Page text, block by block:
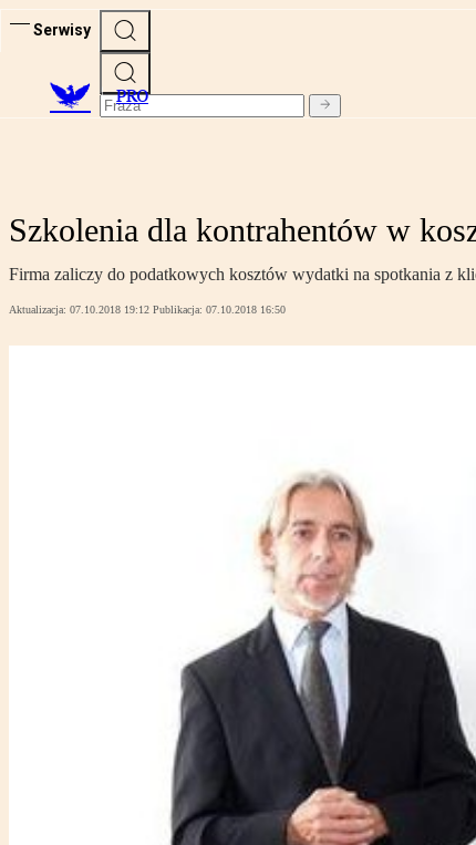
Serwisy
PRO
Szkolenia dla kontrahentów w
Firma zaliczy do podatkowych kosztów wydatki na spotkania z
Aktualizacja: 07.10.2018 19:12 Publikacja: 07.10.2018 16:50